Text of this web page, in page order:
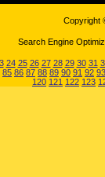
Copyright
Search Engine
24 25 26 27 28 29 30 31
85 86 87 88 89 90 91 92 93
120 121 122 123